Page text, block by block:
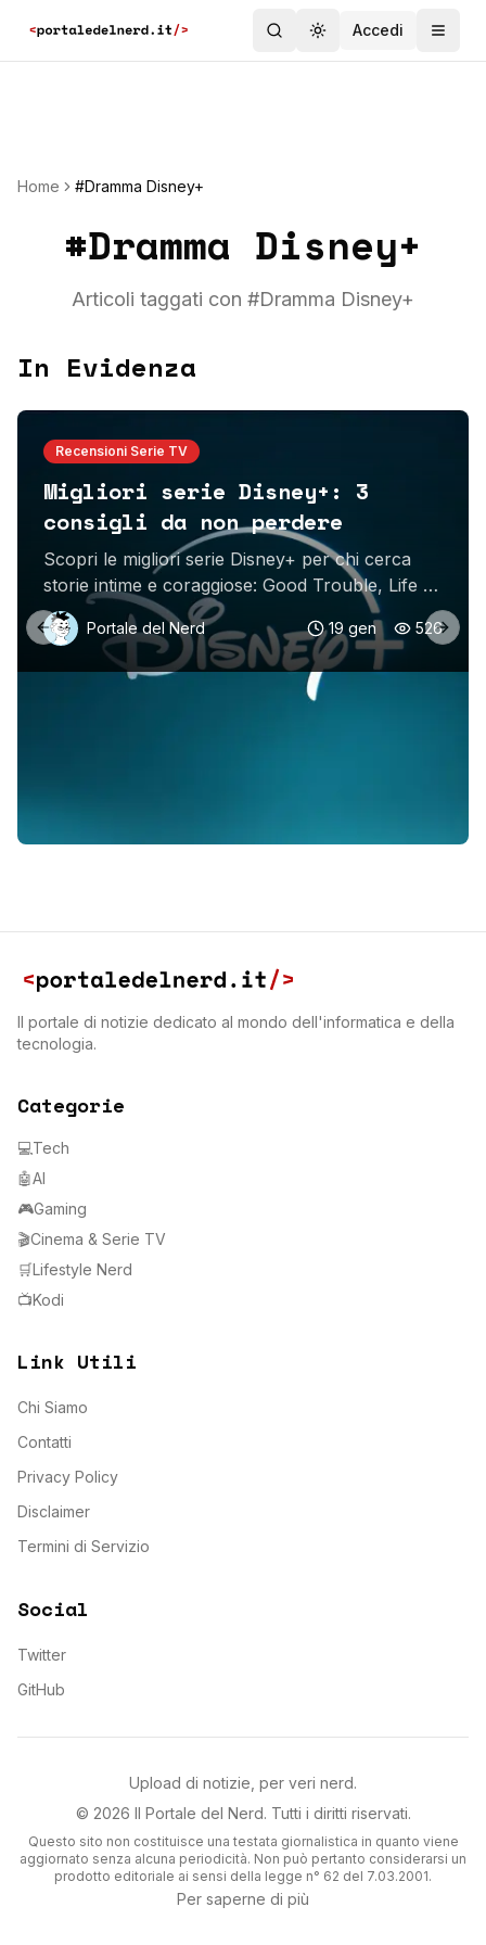
Toggle theme
Accedi
Home #Dramma Disney+
#Dramma Disney+
Articoli taggati con #Dramma Disney+
In Evidenza
Recensioni Serie TV
Migliori serie Disney+: 3
consigli da non perdere
Scopri le migliori serie Disney+ per chi cerca
storie intime e coraggiose: Good Trouble, Life of
Beth e I, Addict, tre titoli imperdibili da guardare
ora. Portale del Nerd 19 gen 526
Previous slide Next
Il portale di notizie dedicato al mondo dell'informatica e della
tecnologia.
Categorie
💻Tech
🤖AI
🎮Gaming
🎬Cinema & Serie TV
🛒Lifestyle Nerd
📺Kodi
Link Utili
Chi Siamo
Contatti
Privacy Policy
Disclaimer
Termini di Servizio
Social
Twitter
GitHub
Upload di notizie, per veri nerd.
© 2026 Il Portale del Nerd. Tutti i diritti riservati.
Questo sito non costituisce una testata giornalistica in quanto viene
aggiornato senza alcuna periodicità. Non può pertanto considerarsi un
prodotto editoriale ai sensi della legge n° 62 del 7.03.2001.
Per saperne di più